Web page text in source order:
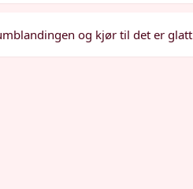
og kjør til det er